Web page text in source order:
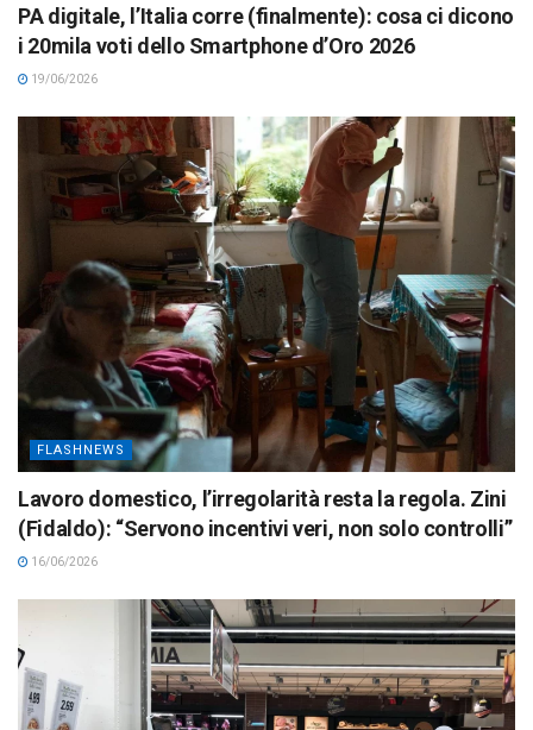
PA digitale, l’Italia corre (finalmente): cosa ci dicono
i 20mila voti dello Smartphone d’Oro 2026
19/06/2026
FLASHNEWS
Lavoro domestico, l’irregolarità resta la regola. Zini
(Fidaldo): “Servono incentivi veri, non solo controlli”
16/06/2026